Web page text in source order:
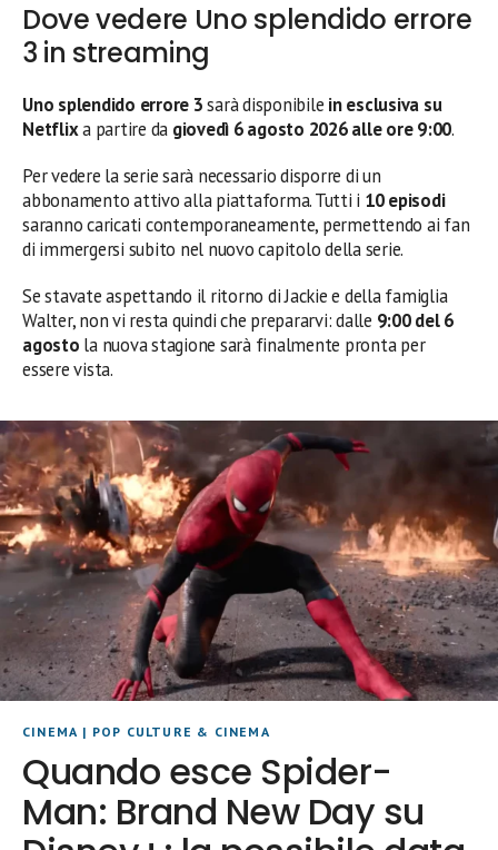
Dove vedere Uno splendido errore
3 in streaming
Uno splendido errore 3sarà disponibile in esclusiva su
Netflixa partire da giovedì 6 agosto 2026 alle ore 9:00.
Per vedere la serie sarà necessario disporre di un
abbonamento attivo alla piattaforma. Tutti i 10 episodi
saranno caricati contemporaneamente, permettendo ai fan
di immergersi subito nel nuovo capitolo della serie.
Se stavate aspettando il ritorno di Jackie e della famiglia
Walter, non vi resta quindi che prepararvi: dalle 9:00 del 6
agosto la nuova stagione sarà finalmente pronta per
essere vista.
CINEMA | POP CULTURE & CINEMA
Quando esce Spider-
Man: Brand New Day su